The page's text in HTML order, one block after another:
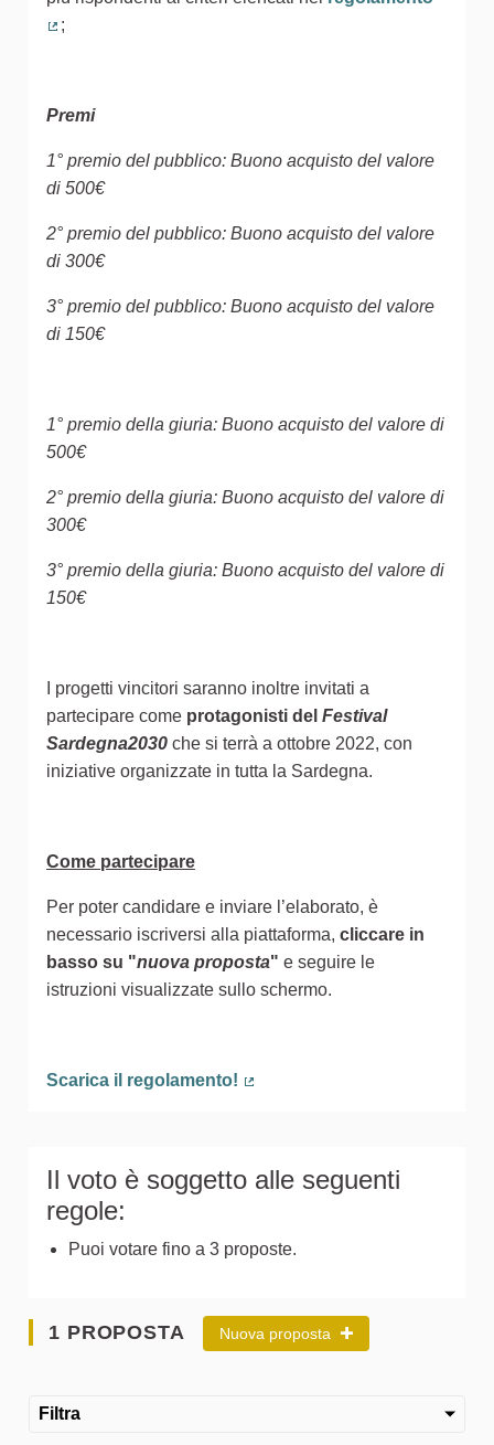
;
Premi
1° premio del pubblico: Buono acquisto del valore
di 500€
2° premio del pubblico: Buono acquisto del valore
di 300€
3° premio del pubblico: Buono acquisto del valore
di 150€
1° premio della giuria: Buono acquisto del valore di
500€
2° premio della giuria: Buono acquisto del valore di
300€
3° premio della giuria: Buono acquisto del valore di
150€
I progetti vincitori saranno inoltre invitati a
partecipare come protagonisti del Festival
Sardegna2030 che si terrà a ottobre 2022, con
iniziative organizzate in tutta la Sardegna.
Come partecipare
Per poter candidare e inviare l’elaborato, è
necessario iscriversi alla piattaforma, cliccare in
basso su "nuova proposta" e seguire le
istruzioni visualizzate sullo schermo.
Scarica il regolamento!
Il voto è soggetto alle seguenti
regole:
Puoi votare fino a 3 proposte.
1 PROPOSTA Nuova proposta
Filtra